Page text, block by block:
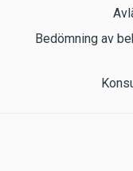
Bedömning av